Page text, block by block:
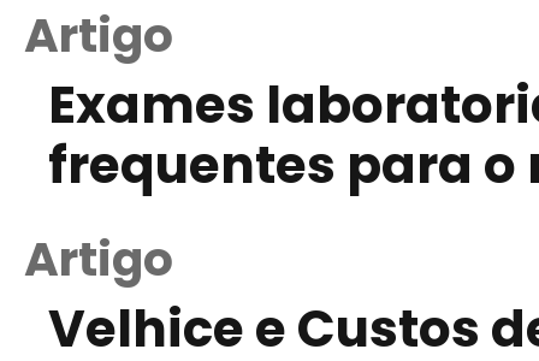
Artigo
Exames
frequentes para
Artigo
Velhice e Custos